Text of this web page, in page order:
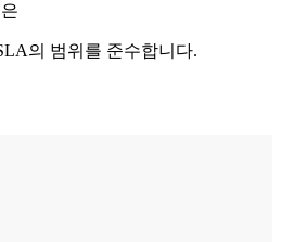
의 범위를 준수합니다.